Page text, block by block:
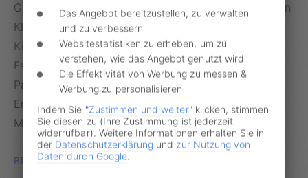
Geschwindigkeitsübertretung an der Messstelle
Klein
Klessow, Klessower Dorfstraße, ggü. 7 A, in FR
Kittlitz
erhalten? Nehmen Sie Bußgeld, Punkte und
Fahrverbot nicht einfach so hin! Die spezialisierte
Partneranwälte von Geblitzt.de haben bereits
Erfahrung mit Bußgeldverfahren von dieser
Messstelle.
BEI GEBLITZT.DE ANMELDEN
Das Angebot bereitzustellen, zu verwalten
und zu verbessern
Websitestatistiken zu erheben, um zu
verstehen, wie das Angebot genutzt wird
Die Effektivität von Werbung zu messen &
Werbung zu personalisieren
Indem Sie "Zustimmen und weiter" klicken, stimmen
Sie diesen zu (Ihre Zustimmung ist jederzeit
widerrufbar). Weitere Informationen erhalten Sie in
der Datenschutzerklärung und zur Nutzung von
Daten durch Google.